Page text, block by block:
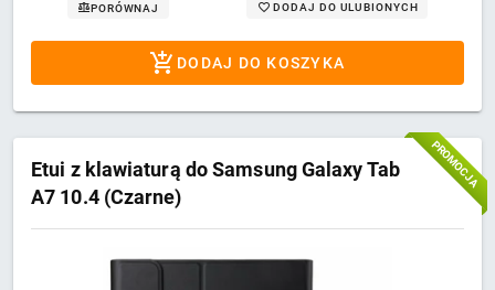
PORÓWNAJ DODAJ DO ULUBIONYCH
DODAJ DO KOSZYKA
Etui z klawiaturą do Samsung Galaxy Tab
A7 10.4 (Czarne)
PROMOCJA